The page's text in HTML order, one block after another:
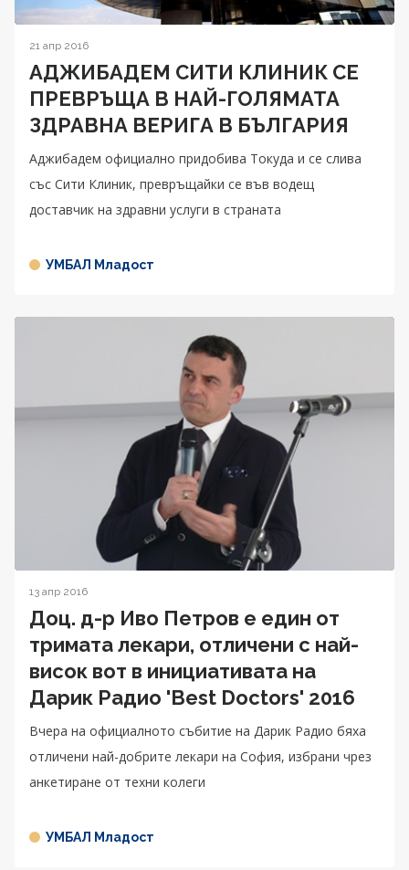
21 апр 2016
АДЖИБАДЕМ СИТИ КЛИНИК СЕ
ПРЕВРЪЩА В НАЙ-ГОЛЯМАТА
ЗДРАВНА ВЕРИГА В БЪЛГАРИЯ
Аджибадем официално придобива Токуда и се слива
със Сити Клиник, превръщайки се във водещ
доставчик на здравни услуги в страната
УМБАЛ Младост
13 апр 2016
Доц. д-р Иво Петров е един от
тримата лекари, отличени с най-
висок вот в инициативата на
Дарик Радио 'Best Doctors' 2016
Вчера на официалното събитие на Дарик Радио бяха
отличени най-добрите лекари на София, избрани чрез
анкетиране от техни колеги
УМБАЛ Младост